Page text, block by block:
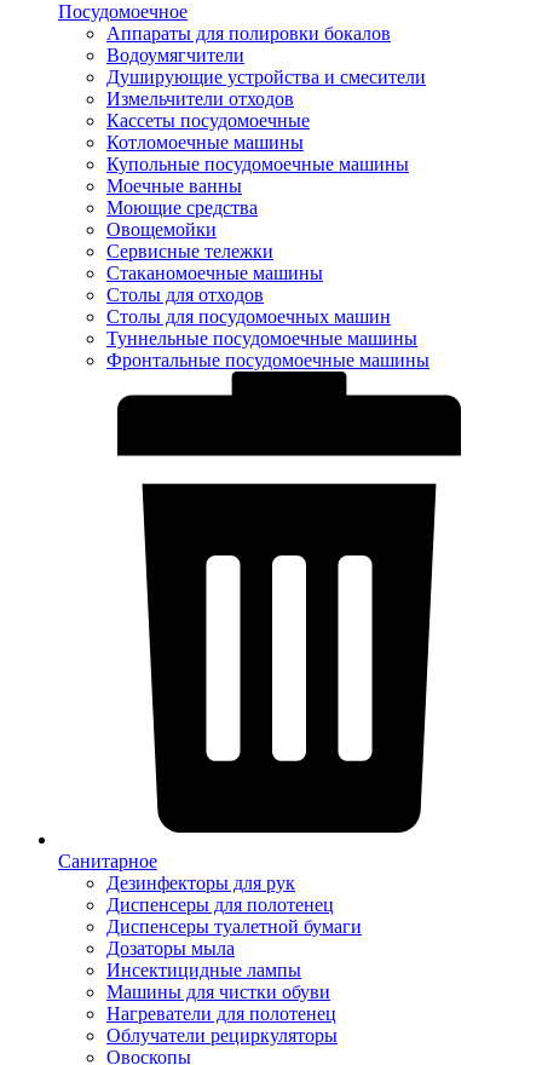
Посудомоечное
Аппараты для полировки бокалов
Водоумягчители
Душирующие устройства и смесители
Измельчители отходов
Кассеты посудомоечные
Котломоечные машины
Купольные посудомоечные машины
Моечные ванны
Моющие средства
Овощемойки
Сервисные тележки
Стаканомоечные машины
Столы для отходов
Столы для посудомоечных машин
Туннельные посудомоечные машины
Фронтальные посудомоечные машины
Санитарное
Дезинфекторы для рук
Диспенсеры для полотенец
Диспенсеры туалетной бумаги
Дозаторы мыла
Инсектицидные лампы
Машины для чистки обуви
Нагреватели для полотенец
Облучатели рециркуляторы
Овоскопы